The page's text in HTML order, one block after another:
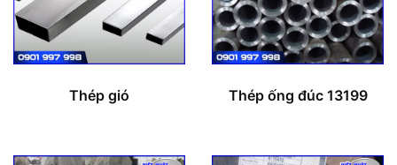
Thép gió Thép ống đúc 13199